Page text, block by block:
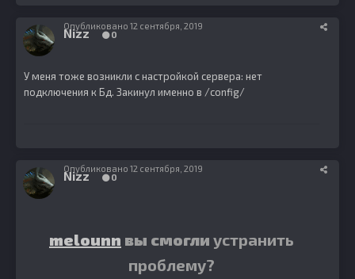
Nizz 0
Опубликовано 12 сентября, 2019
У меня тоже возникли с настройкой сервера: нет
подключения к Бд. Закинул именно в /config/
Nizz 0
Опубликовано 12 сентября, 2019
melounn вы смогли устранить
проблему?